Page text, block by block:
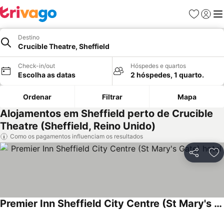
Favoritos
Iniciar
Destino
Crucible Theatre, Sheffield
Check-in/out
Escolha as datas
Hóspedes e quartos
2 hóspedes, 1 quarto.
Ordenar Filtrar Mapa
Alojamentos em Sheffield perto de Crucible
Theatre (Sheffield, Reino Unido)
Como os pagamentos influenciam os resultados
Partilhar
Premier Inn Sheffield City Centre (St Mary's Gate) hotel